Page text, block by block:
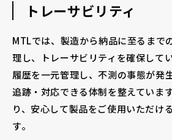
トレーサビリティ
MTLでは、製造から納品に至るまで
理し、トレーサビリティを確保して
履歴を一元管理し、不測の事態が発
追跡・対応できる体制を整えていま
り、安心して製品をご使用いただけ
す。